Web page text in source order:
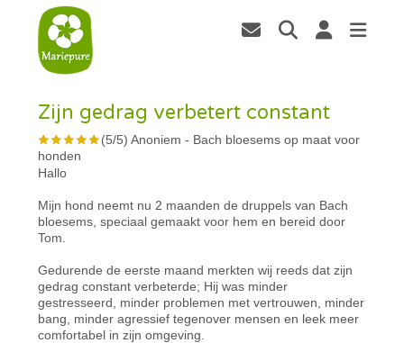
Zijn gedrag verbetert constant
(5/5)Anoniem - Bach bloesems op maat voor
honden
Hallo
Mijn hond neemt nu 2 maanden de druppels van Bach
bloesems, speciaal gemaakt voor hem en bereid door
Tom.
Gedurende de eerste maand merkten wij reeds dat zijn
gedrag constant verbeterde; Hij was minder
gestresseerd, minder problemen met vertrouwen, minder
bang, minder agressief tegenover mensen en leek meer
comfortabel in zijn omgeving.